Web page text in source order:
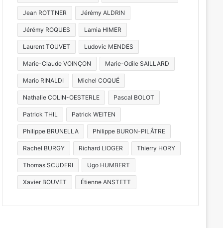
Jean ROTTNER Jérémy ALDRIN
Jérémy ROQUES Lamia HIMER
Laurent TOUVET Ludovic MENDES
Marie-Claude VOINÇON Marie-Odile SAILLARD
Mario RINALDI Michel COQUÉ
Nathalie COLIN-OESTERLE Pascal BOLOT
Patrick THIL Patrick WEITEN
Philippe BRUNELLA Philippe BURON-PILÂTRE
Rachel BURGY Richard LIOGER Thierry HORY
Thomas SCUDERI Ugo HUMBERT
Xavier BOUVET Étienne ANSTETT